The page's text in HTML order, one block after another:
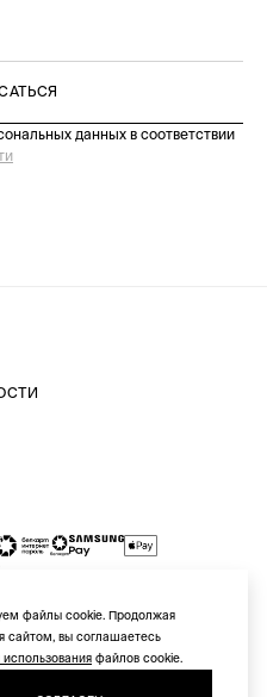
данных в соответствии
№193781950 от 09.08.2024,
Минска.
Республики Беларусь №756898
г. Минск, ул. Красная, д.7,
файлы cookie. Продолжая
сайтом, вы соглашаетесь
файлов cookie.